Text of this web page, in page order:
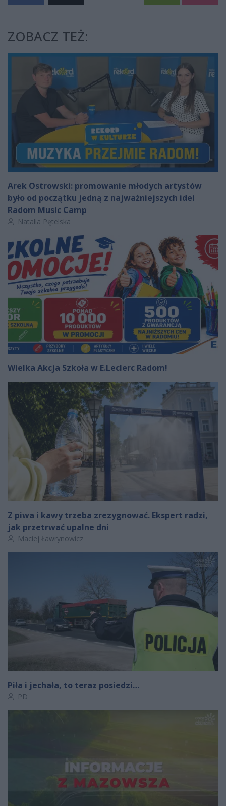
ZOBACZ TEŻ:
Arek Ostrowski: promowanie młodych artystów
było od początku jedną z najważniejszych idei
Radom Music Camp
Autor artykułu:
Natalia Pętelska
Wielka Akcja Szkoła w E.Leclerc Radom!
Z piwa i kawy trzeba zrezygnować. Ekspert radzi,
jak przetrwać upalne dni
Autor artykułu:
Maciej Ławrynowicz
Piła i jechała, to teraz posiedzi…
Autor artykułu:
PD